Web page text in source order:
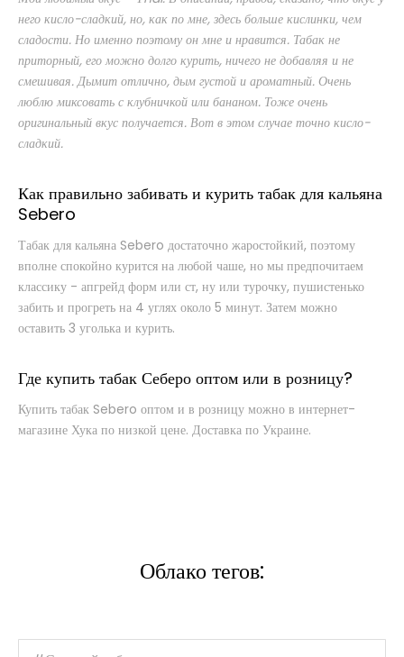
Табак Sebero - Chocolate (200g)
520 грн.
“Sebero Chocolate” придется по душе в сольном исполнении
ценителям сладких насыщенных вкусов, а поск..
него кисло-сладкий, но, как по мне, здесь больше кислинки, чем
сладости. Но именно поэтому он мне и нравится. Табак не
приторный, его можно долго курить, ничего не добавляя и не
смешивая. Дымит отлично, дым густой и ароматный. Очень
люблю миксовать с клубничкой или бананом. Тоже очень
оригинальный вкус получается. Вот в этом случае точно кисло-
сладкий.
Как правильно забивать и курить табак для кальяна
Sebero
Табак для кальяна Sebero достаточно жаростойкий, поэтому
вполне спокойно курится на любой чаше, но мы предпочитаем
классику - апгрейд форм или ст, ну или турочку, пушистенько
забить и прогреть на 4 углях около 5 минут. Затем можно
оставить 3 уголька и курить.
Где купить табак Себеро оптом или в розницу?
Купить табак Sebero оптом и в розницу можно в интернет-
магазине Хука по низкой цене. Доставка по Украине.
Облако тегов: